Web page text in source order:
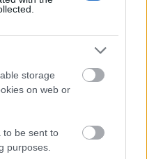
storage
on web or
to be sent to
purposes.